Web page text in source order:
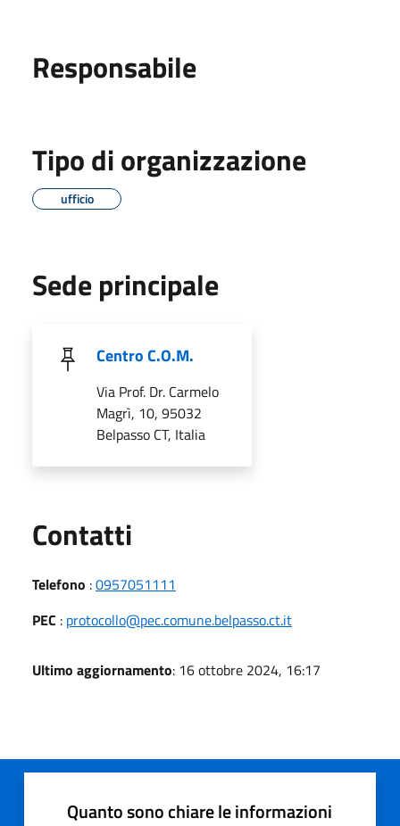
Responsabile
Tipo di organizzazione
ufficio
Sede principale
Centro C.O.M.
Via Prof. Dr. Carmelo
Magrì, 10, 95032
Belpasso CT, Italia
Contatti
Telefono :0957051111
PEC : protocollo@pec.comune.belpasso.ct.it
Ultimo aggiornamento: 16 ottobre 2024, 16:17
Quanto sono chiare le informazioni